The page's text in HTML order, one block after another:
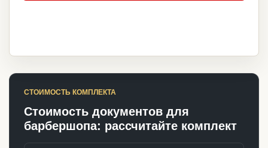
СТОИМОСТЬ КОМПЛЕКТА
Стоимость документов для
барбершопа: рассчитайте комплект